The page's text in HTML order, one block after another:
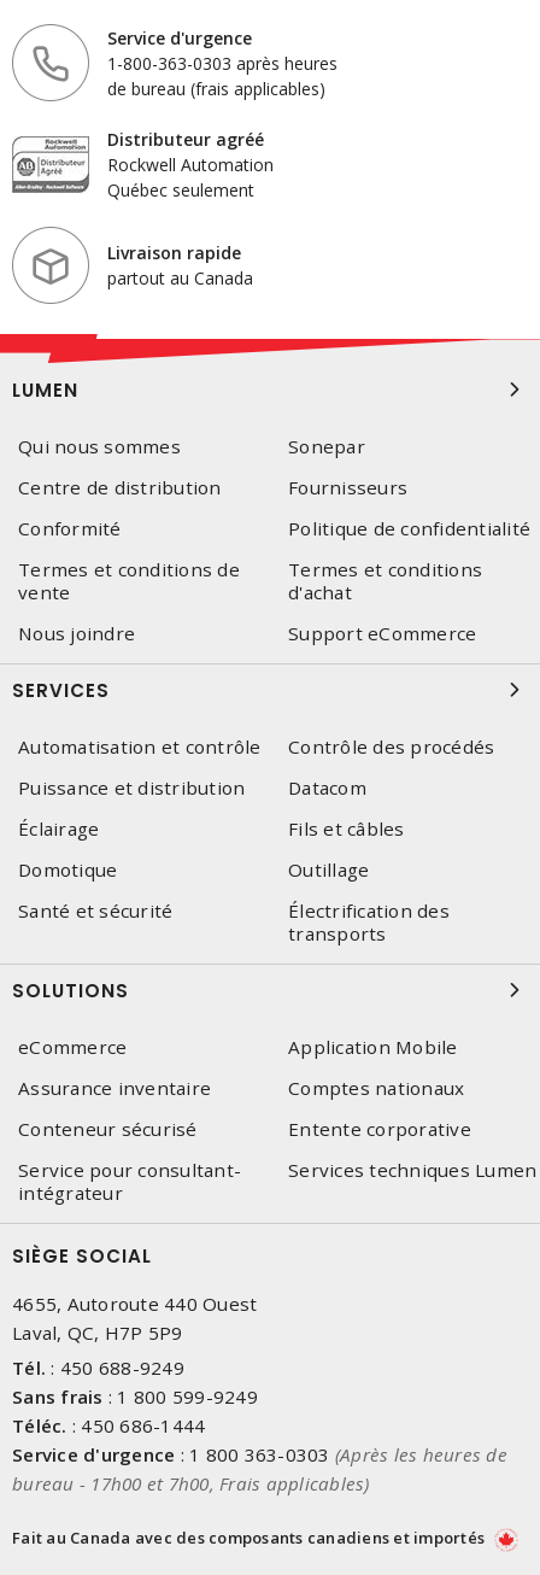
Service d'urgence
1-800-363-0303 après heures
de bureau (frais applicables)
Distributeur agréé
Rockwell Automation
Québec seulement
Livraison rapide
partout au Canada
LUMEN
Qui nous sommes
Sonepar
Centre de distribution
Fournisseurs
Conformité
Politique de confidentialité
Termes et conditions de
vente
Termes et conditions
d'achat
Nous joindre
Support eCommerce
SERVICES
Automatisation et contrôle
Contrôle des procédés
Puissance et distribution
Datacom
Éclairage
Fils et câbles
Domotique
Outillage
Santé et sécurité
Électrification des
transports
SOLUTIONS
eCommerce
Application Mobile
Assurance inventaire
Comptes nationaux
Conteneur sécurisé
Entente corporative
Service pour consultant-
intégrateur
Services techniques Lumen
SIÈGE SOCIAL
4655, Autoroute 440 Ouest
Laval, QC, H7P 5P9
Tél. : 450 688-9249
Sans frais : 1 800 599-9249
Téléc. : 450 686-1444
Service d'urgence : 1 800 363-0303 (Après les heures de
bureau - 17h00 et 7h00, Frais applicables)
Fait au Canada avec des composants canadiens et importés